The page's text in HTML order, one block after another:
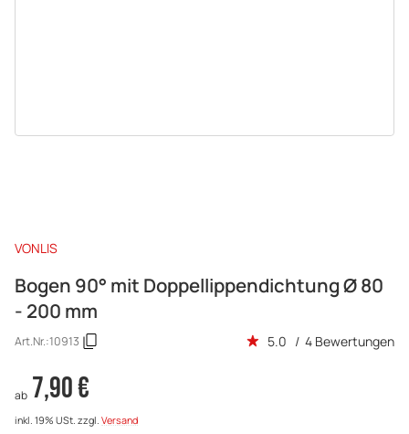
VONLIS
Bogen 90° mit Doppellippendichtung Ø 80
- 200 mm
Art.Nr.:10913 5.0 / 4 Bewertungen
ab 7,90 €
inkl. 19% USt. zzgl. Versand